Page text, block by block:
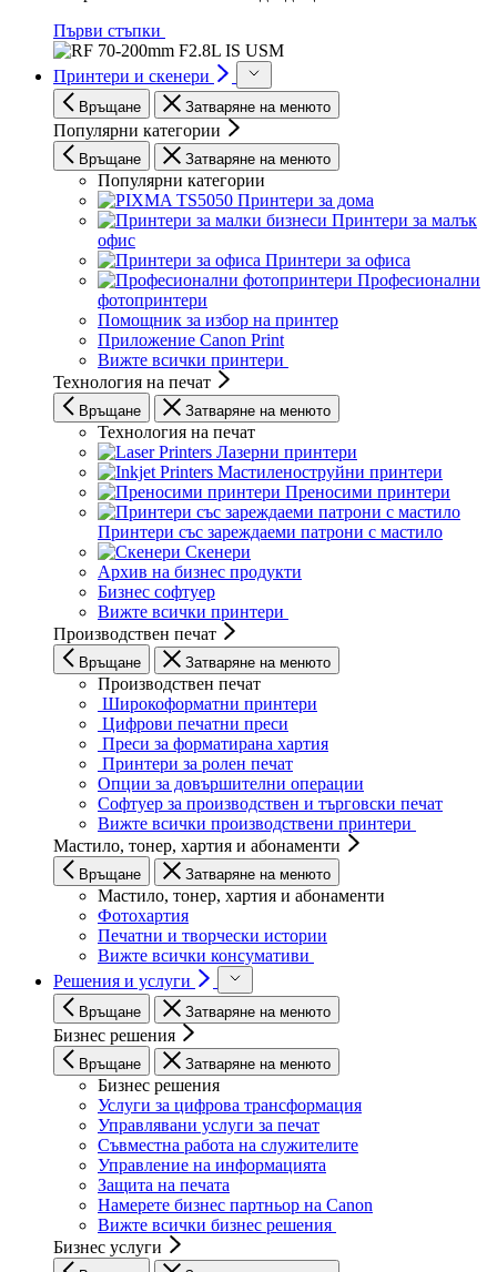
Първи стъпки
Принтери и скенери
Връщане Затваряне на менюто
Популярни категории
Връщане Затваряне на менюто
Популярни категории
Принтери за дома
Принтери за малък
офис
Принтери за офиса
Професионални
фотопринтери
Помощник за избор на принтер
Приложение Canon Print
Вижте всички принтери
Технология на печат
Връщане Затваряне на менюто
Технология на печат
Лазерни принтери
Мастиленоструйни принтери
Преносими принтери
Принтери със зареждаеми патрони с мастило
Скенери
Архив на бизнес продукти
Бизнес софтуер
Вижте всички принтери
Производствен печат
Връщане Затваряне на менюто
Производствен печат
принтери
печатни преси
Преси за форматирана
хартия
Принтери за ролен печат
Опции за довършителни операции
Софтуер за производствен и търговски печат
Вижте всички производствени принтери
Мастило, тонер, хартия и абонаменти
Връщане Затваряне на менюто
Мастило, тонер, хартия и абонаменти
Фотохартия
Печатни и творчески истории
Вижте всички консумативи
Решения и услуги
Връщане Затваряне на менюто
Бизнес решения
Връщане Затваряне на менюто
Бизнес решения
Услуги за цифрова трансформация
Управлявани услуги за печат
Съвместна работа на служителите
Управление на информацията
Защита на печата
Намерете бизнес партньор на Canon